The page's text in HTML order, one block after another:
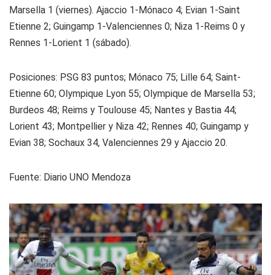
Marsella 1 (viernes). Ajaccio 1-Mónaco 4; Evian 1-Saint
Etienne 2; Guingamp 1-Valenciennes 0; Niza 1-Reims 0 y
Rennes 1-Lorient 1 (sábado).
Posiciones: PSG 83 puntos; Mónaco 75; Lille 64; Saint-
Etienne 60; Olympique Lyon 55; Olympique de Marsella 53;
Burdeos 48; Reims y Toulouse 45; Nantes y Bastia 44;
Lorient 43; Montpellier y Niza 42; Rennes 40; Guingamp y
Evian 38; Sochaux 34, Valenciennes 29 y Ajaccio 20.
Fuente: Diario UNO Mendoza